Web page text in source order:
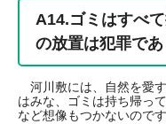
A14.ゴミはすべ
の放置は犯罪であ
河川敷には、自然を愛
はみな、ゴミは持ち帰っ
など想像もつかないのです